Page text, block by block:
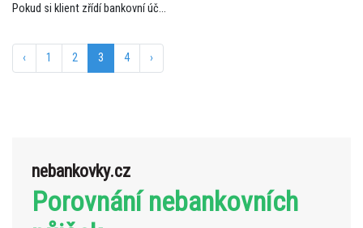
Pokud si klient zřídí bankovní úč...
‹ 1 2 3 4 ›
nebankovky.cz
Porovnání nebankovních